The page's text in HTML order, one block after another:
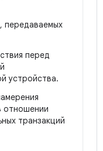
, передаваемых
перед
устройства.
отношении
транзакций